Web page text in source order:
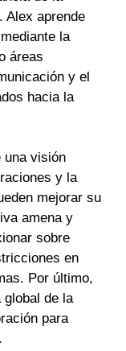
Alex aprende
la
áreas
y el
hacia la
una visión
y la
mejorar su
amena y
sobre
en
Por último,
global de la
para